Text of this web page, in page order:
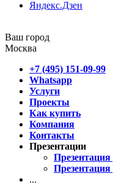
Яндекс.Дзен
Ваш город
Москва
+7 (495) 151-09-99
Whatsapp
Услуги
Проекты
Как купить
Компания
Контакты
Презентации
Презентация
Презентация
...